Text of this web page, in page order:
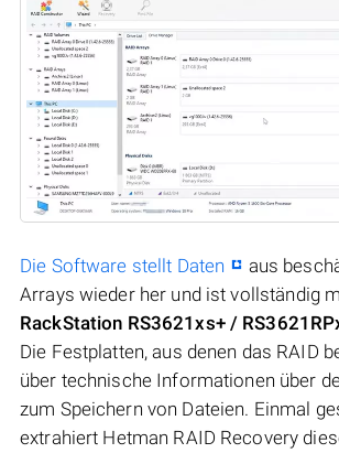
Die Software stellt Daten
aus
Arrays wieder her und ist vollständig
RackStation RS3621xs+ /
Die Festplatten, aus denen das RAID
über technische Informationen über
zum Speichern von Dateien. Einmal
extrahiert Hetman RAID Recovery